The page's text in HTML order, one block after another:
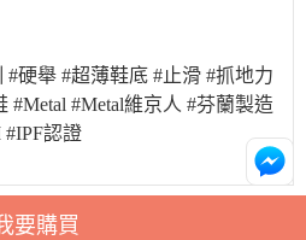
#硬舉 #超薄鞋底 #止滑 #抓地力
#Metal #Metal維京人 #芬蘭製造
認證
要購買